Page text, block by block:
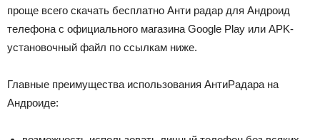
проще всего скачать бесплатно Анти радар для Андроид
телефона с официального магазина Google Play или APK-
установочный файл по ссылкам ниже.
Главные преимущества использования АнтиРадара на
Андроиде: